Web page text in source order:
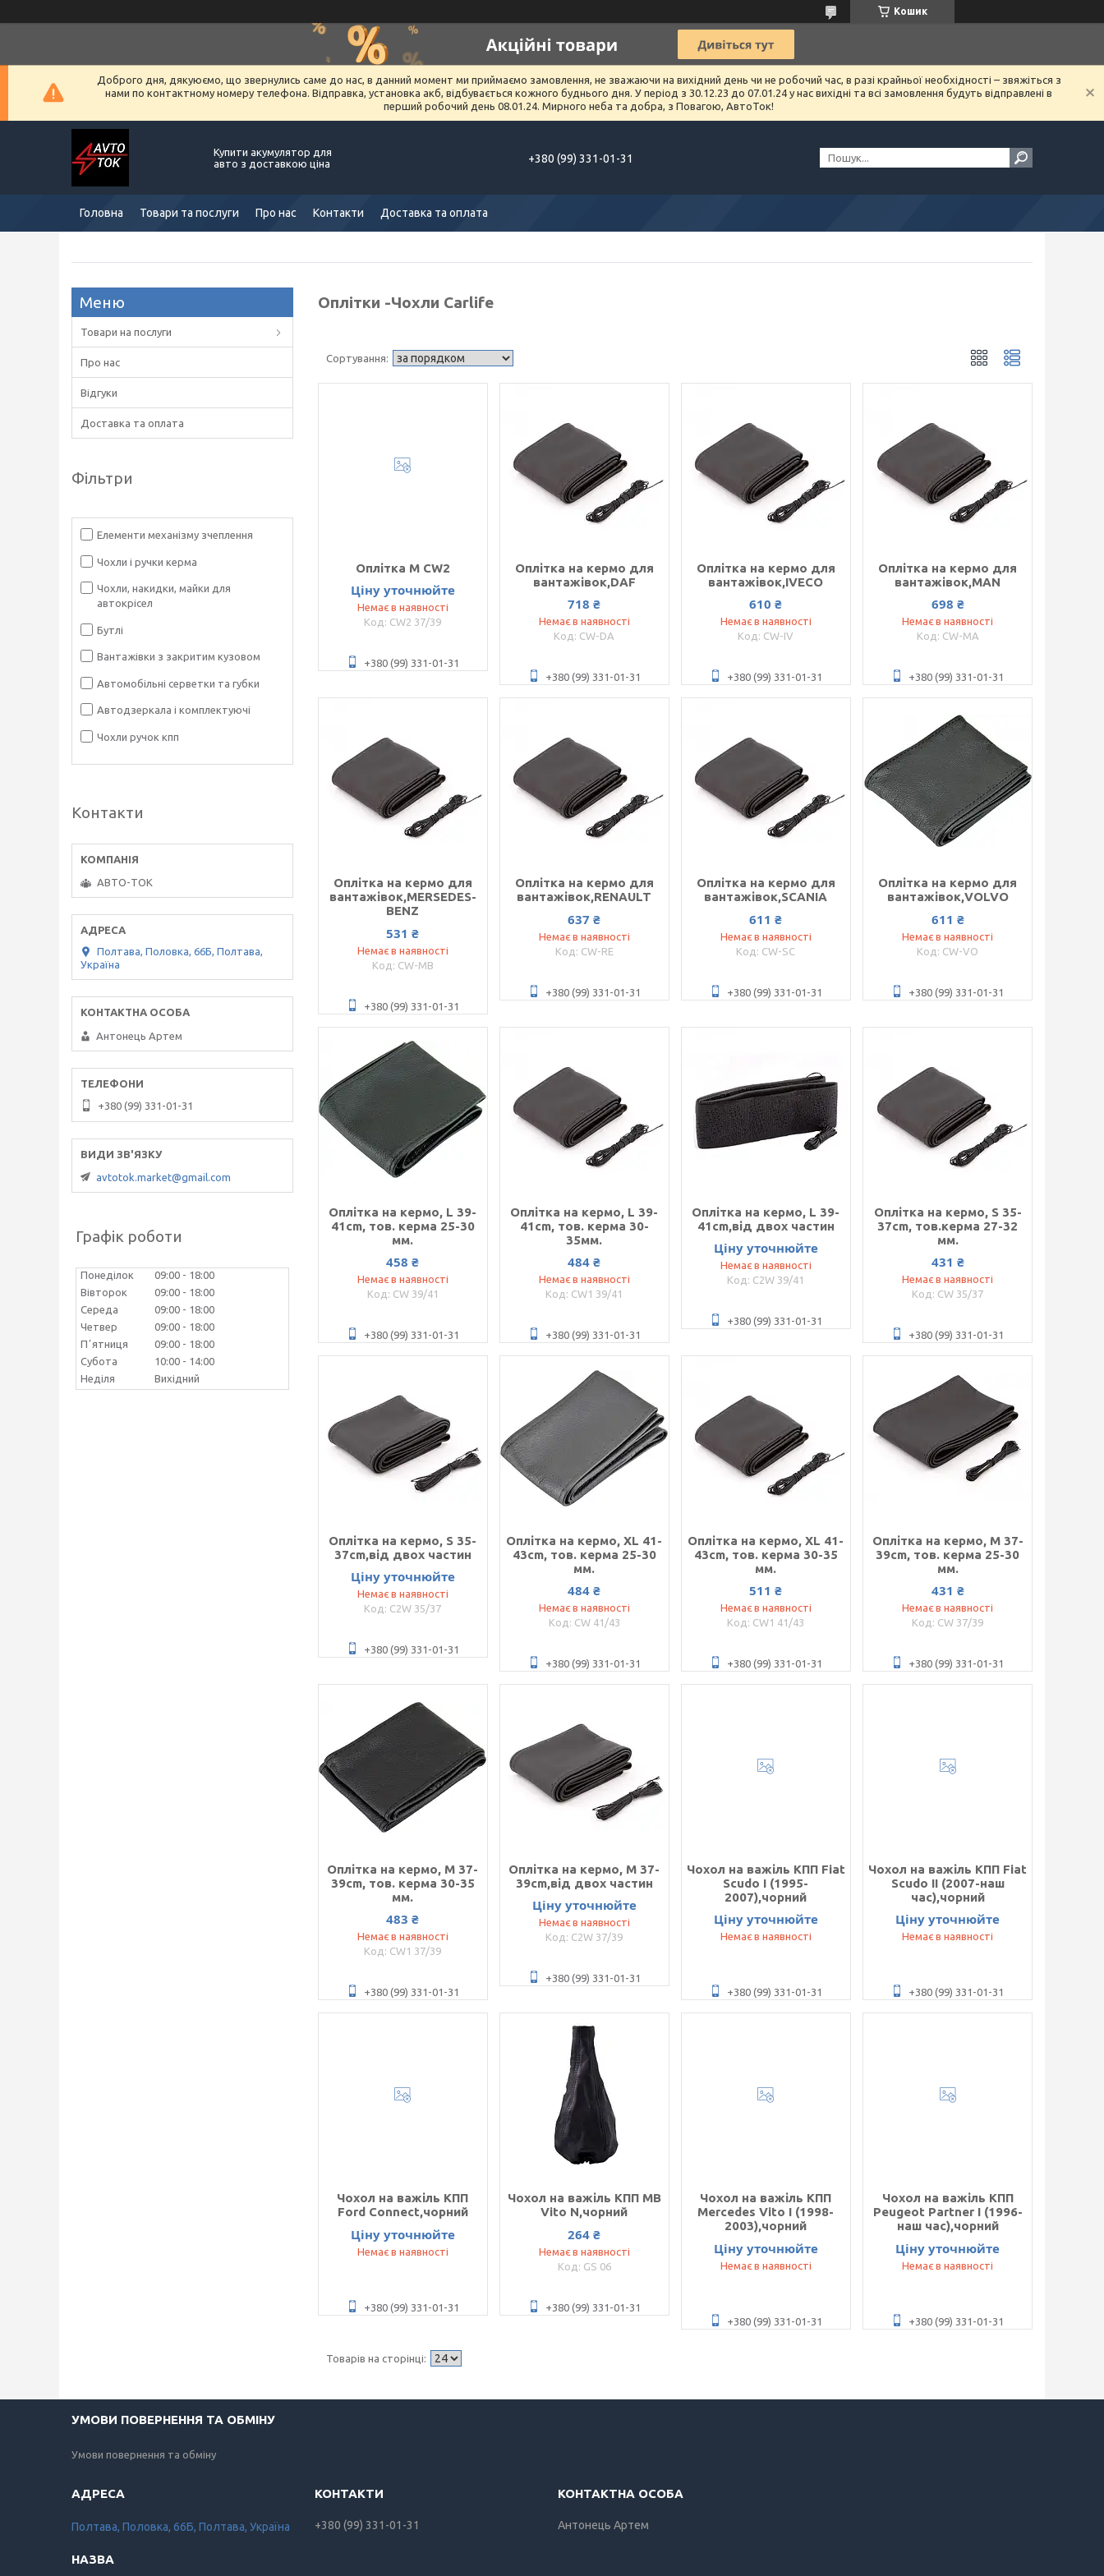
Кошик
Доброго дня, дякуюємо, що звернулись саме до нас, в данний момент ми приймаємо замовлення, не зважаючи на вихідний день чи не робочий час, в разі крайньої необхідності – звяжіться з
нами по контактному номеру телефона. Відправка, установка акб, відбувається кожного буднього дня. У період з 30.12.23 до 07.01.24 у нас вихідні та всі замовлення будуть відправлені в
перший робочий день 08.01.24. Мирного неба та добра, з Повагою, АвтоТок!
Купити акумулятор для
авто з доставкою ціна
+380 (99) 331-01-31
Головна Товари та послуги Про нас Контакти Доставка та оплата
Оплітки -Чохли Carlife
Оплітка M CW2
Ціну уточнюйте
Немає в наявності
CW2 37/39
+380 (99) 331-01-31
Оплітка на кермо для
вантажівок,DAF
718 ₴
Немає в наявності
CW-DA
+380 (99) 331-01-31
Оплітка на кермо для
вантажівок,IVECO
610 ₴
Немає в наявності
CW-IV
+380 (99) 331-01-31
Оплітка на кермо для
вантажівок,MAN
698 ₴
Немає в наявності
CW-MA
+380 (99) 331-01-31
Оплітка на кермо для
вантажівок,MERSEDES-
BENZ
531 ₴
Немає в наявності
CW-MB
+380 (99) 331-01-31
Оплітка на кермо для
вантажівок,RENAULT
637 ₴
Немає в наявності
CW-RE
+380 (99) 331-01-31
Оплітка на кермо для
вантажівок,SCANIA
611 ₴
Немає в наявності
CW-SC
+380 (99) 331-01-31
Оплітка на кермо для
вантажівок,VOLVO
611 ₴
Немає в наявності
CW-VO
+380 (99) 331-01-31
Оплітка на кермо, L 39-
41cm, тов. керма 25-30
мм.
458 ₴
Немає в наявності
CW 39/41
+380 (99) 331-01-31
Оплітка на кермо, L 39-
41cm, тов. керма 30-
35мм.
484 ₴
Немає в наявності
CW1 39/41
+380 (99) 331-01-31
Оплітка на кермо, L 39-
41cm,від двох частин
Ціну уточнюйте
Немає в наявності
C2W 39/41
+380 (99) 331-01-31
Оплітка на кермо, S 35-
37cm, тов.керма 27-32
мм.
431 ₴
Немає в наявності
CW 35/37
+380 (99) 331-01-31
Оплітка на кермо, S 35-
37cm,від двох частин
Ціну уточнюйте
Немає в наявності
C2W 35/37
+380 (99) 331-01-31
Оплітка на кермо, XL 41-
43cm, тов. керма 25-30
мм.
484 ₴
Немає в наявності
CW 41/43
+380 (99) 331-01-31
Оплітка на кермо, XL 41-
43cm, тов. керма 30-35
мм.
511 ₴
Немає в наявності
CW1 41/43
+380 (99) 331-01-31
Оплітка на кермо, М 37-
39cm, тов. керма 25-30
мм.
431 ₴
Немає в наявності
CW 37/39
+380 (99) 331-01-31
Оплітка на кермо, М 37-
39cm, тов. керма 30-35
мм.
483 ₴
Немає в наявності
CW1 37/39
+380 (99) 331-01-31
Оплітка на кермо, М 37-
39cm,від двох частин
Ціну уточнюйте
Немає в наявності
C2W 37/39
+380 (99) 331-01-31
Чохол на важіль КПП Fiat
Scudo I (1995-
2007),чорний
Ціну уточнюйте
Немає в наявності
+380 (99) 331-01-31
Чохол на важіль КПП Fiat
Scudo II (2007-наш
час),чорний
Ціну уточнюйте
Немає в наявності
+380 (99) 331-01-31
Чохол на важіль КПП
Ford Connect,чорний
Ціну уточнюйте
Немає в наявності
+380 (99) 331-01-31
Чохол на важіль КПП MB
Vito N,чорний
264 ₴
Немає в наявності
GS 06
+380 (99) 331-01-31
Чохол на важіль КПП
Mercedes Vito I (1998-
2003),чорний
Ціну уточнюйте
Немає в наявності
+380 (99) 331-01-31
Чохол на важіль КПП
Peugeot Partner I (1996-
наш час),чорний
Ціну уточнюйте
Немає в наявності
+380 (99) 331-01-31
Товари на послуги
Про нас
Відгуки
Доставка та оплата
Фільтри
Елементи механізму зчеплення
Чохли і ручки керма
Чохли, накидки, майки для
автокрісел
Бутлі
Вантажівки з закритим кузовом
Автомобільні серветки та губки
Автодзеркала і комплектуючі
Чохли ручок кпп
Контакти
АВТО-ТОК
Полтава, Половка, 66Б, Полтава,
Україна
Антонець Артем
+380 (99) 331-01-31
avtotok.market@gmail.com
Графік роботи
Понеділок 09:00
18:00
Вівторок
09:00
18:00
Середа
09:00
18:00
Четвер
09:00
18:00
Пʼятниця
09:00
18:00
Субота
10:00
14:00
Неділя
Вихідний
УМОВИ ПОВЕРНЕННЯ ТА ОБМІНУ
Умови повернення та обміну
Полтава, Половка, 66Б, Полтава, Україна +380 (99) 331-01-31 Антонець Артем